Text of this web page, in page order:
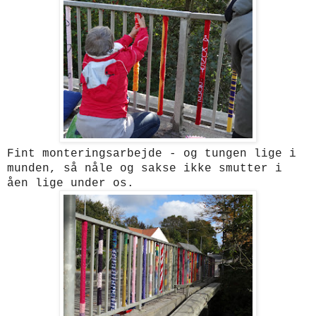
Fint monteringsarbejde - og tungen lige i
munden, så nåle og sakse ikke smutter i
åen lige under os.